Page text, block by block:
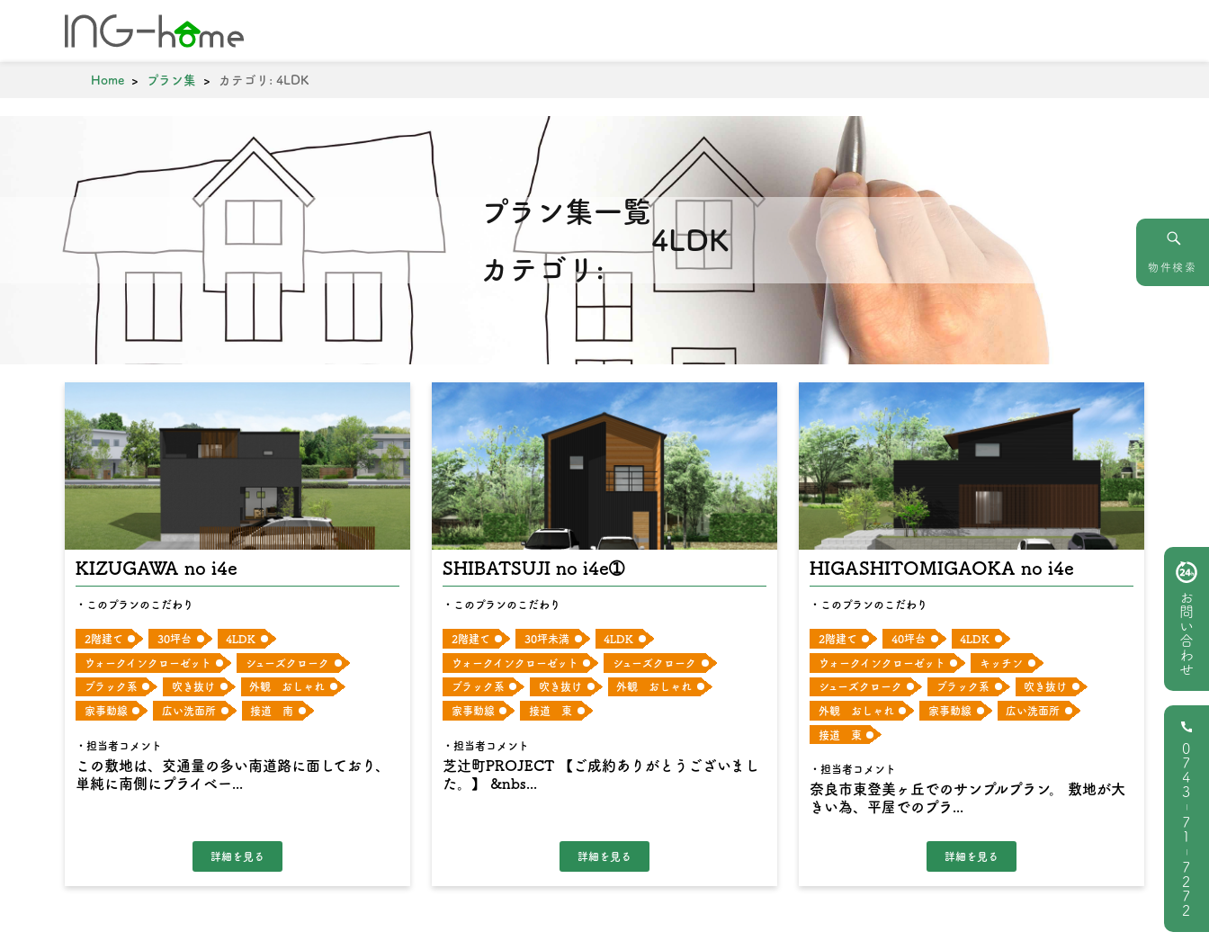
ホーム
0743-71-7272
Home プラン集 カテゴリ: 4LDK
プラン集一覧
カテゴリ:
4LDK
KIZUGAWA no i4e
このプランのこだわり
2階建て 30坪台 4LDK
ウォークインクローゼット シューズクローク
ブラック系 吹き抜け 外観 おしゃれ
家事動線 広い洗面所 接道 南
担当者コメント
この敷地は、交通量の多い南道路に面しており、
単純に南側にプライベー...
SHIBATSUJI no i4e➀
このプランのこだわり
2階建て 30坪未満 4LDK
ウォークインクローゼット シューズクローク
ブラック系 吹き抜け 外観 おしゃれ
家事動線 接道 東
担当者コメント
芝辻町PROJECT 【ご成約ありがとうございまし
た。】 &nbs...
HIGASHITOMIGAOKA no i4e
このプランのこだわり
2階建て 40坪台 4LDK
ウォークインクローゼット キッチン
シューズクローク ブラック系 吹き抜け
外観 おしゃれ 家事動線 広い洗面所
接道 東
担当者コメント
奈良市東登美ヶ丘でのサンプルプラン。 敷地が大
きい為、平屋でのプラ...
物件検索
お問い合わせ
0743
|
71
|
7272